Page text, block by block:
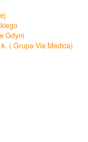
Gdyni
( Grupa Via Medica)